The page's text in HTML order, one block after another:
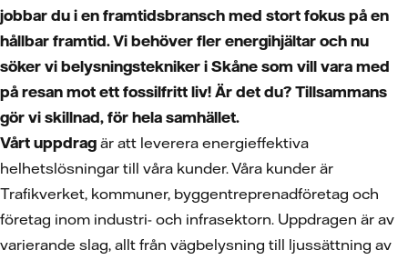
jobbar du i en framtidsbransch med stort fokus på en
hållbar framtid. Vi behöver fler energihjältar och nu
söker vi belysningstekniker i Skåne som vill vara med
på resan mot ett fossilfritt liv! Är det du? Tillsammans
gör vi skillnad, för hela samhället.
Vårt uppdrag är att leverera energieffektiva
helhetslösningar till våra kunder. Våra kunder är
Trafikverket, kommuner, byggentreprenadföretag och
företag inom industri- och infrasektorn. Uppdragen är av
varierande slag, allt från vägbelysning till ljussättning av